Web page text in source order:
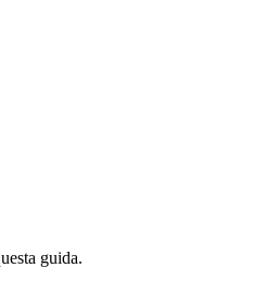
guida.